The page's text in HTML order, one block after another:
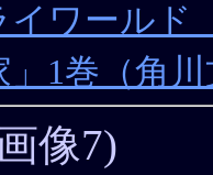
ワールド
」1巻（角
像7)